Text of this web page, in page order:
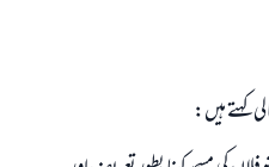
كہتے ہيں: